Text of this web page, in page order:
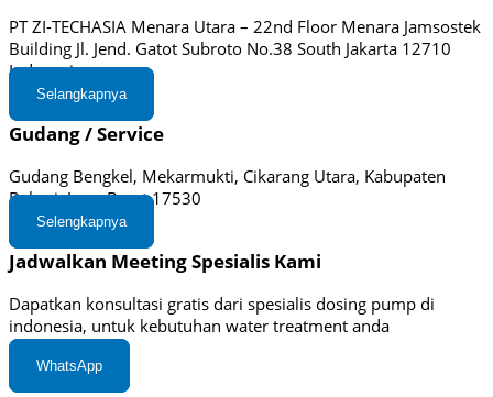
PT ZI-TECHASIA Menara Utara – 22nd Floor Menara Jamsostek
Building Jl. Jend. Gatot Subroto No.38 South Jakarta 12710
Indonesia
Selangkapnya
Gudang / Service
Gudang Bengkel, Mekarmukti, Cikarang Utara, Kabupaten
Bekasi, Jawa Barat 17530
Selengkapnya
Jadwalkan Meeting Spesialis Kami
Dapatkan konsultasi gratis dari spesialis dosing pump di
indonesia, untuk kebutuhan water treatment anda
WhatsApp